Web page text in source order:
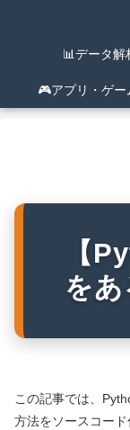
📊データ解
🎮️アプリ・ゲー
【
を
この記事では、
方法をソースコード